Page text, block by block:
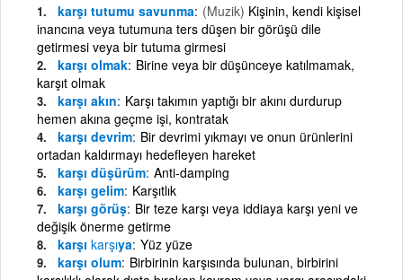
karşı tutumu savunma (Muzik) Kişinin, kendi kişisel
inancına veya tutumuna ters düşen bir görüşü dile
getirmesi veya bir tutuma girmesi
karşı olmak Birine veya bir düşünceye katılmamak,
karşıt olmak
karşı akın Karşı takımın yaptığı bir akını durdurup
hemen akına geçme işi, kontratak
karşı devrim Bir devrimi yıkmayı ve onun ürünlerini
ortadan kaldırmayı hedefleyen hareket
karşı düşürüm Anti-damping
karşı gelim Karşıtlık
karşı görüş Bir teze karşı veya iddiaya karşı yeni ve
değişik önerme getirme
karşı karşıya Yüz yüze
karşı olum Birbirinin karşısında bulunan, birbirini